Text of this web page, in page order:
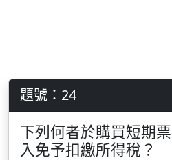
題號：24
下列何者於購買短期
入免予扣繳所得稅？